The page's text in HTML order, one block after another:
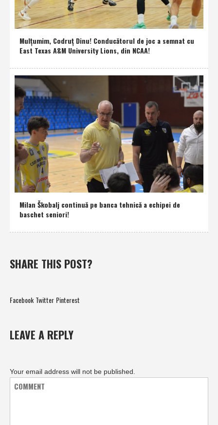
Mulţumim, Codruţ Dinu! Conducătorul de joc a semnat cu
East Texas A&M University Lions, din NCAA!
Milan Škobalj continuă pe banca tehnică a echipei de
baschet seniori!
SHARE THIS POST?
Facebook Twitter Pinterest
LEAVE A REPLY
Your email address will not be published.